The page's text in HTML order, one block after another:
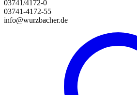
03741/4172-0
03741-4172-55
info@wurzbacher.de